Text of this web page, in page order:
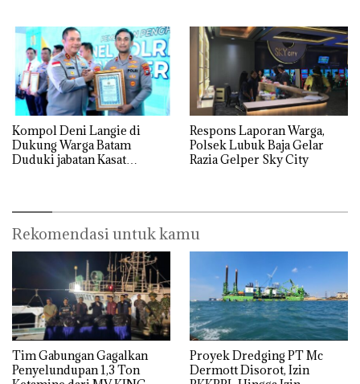
Kompol Deni Langie di
Dukung Warga Batam
Duduki jabatan Kasat
Respons Laporan Warga,
Polsek Lubuk Baja Gelar
Razia Gelper Sky City
Rekomendasi untuk kamu
Tim Gabungan Gagalkan
Penyelundupan 1,3 Ton
Proyek Dredging PT Mc
Dermott Disorot, Izin